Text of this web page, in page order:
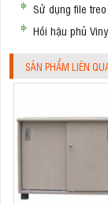
Sử dụng file
Hồi hậu phủ
SẢN PHẨM LIÊN